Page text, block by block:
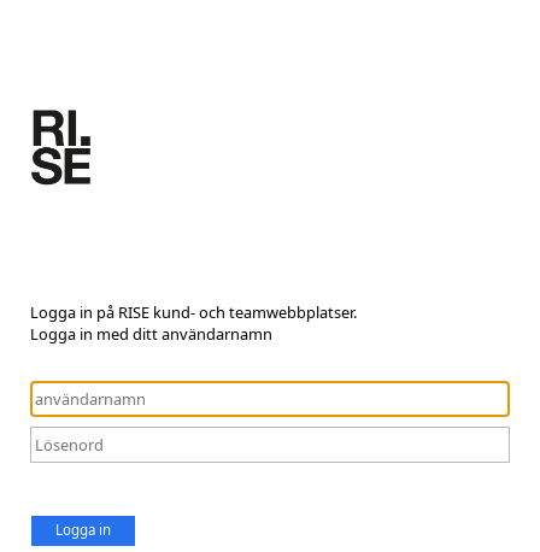
Logga in på RISE kund- och teamwebbplatser.
Logga in med ditt användarnamn
Logga in